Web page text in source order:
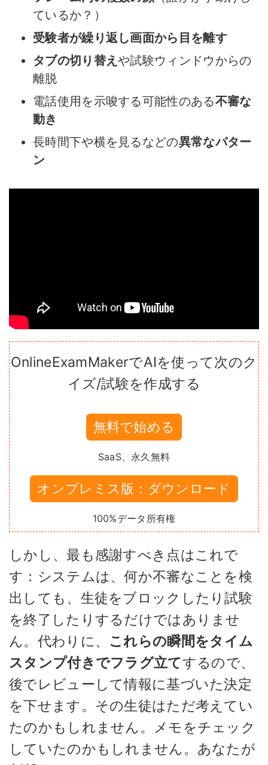
ているか？）
受験者が繰り返し画面から目を離す
タブの切り替えや試験ウィンドウからの
離脱
電話使用を示唆する可能性のある不審な
動き
長時間下や横を見るなどの異常なパター
ン
OnlineExamMakerでAIを使って次のク
イズ/試験を作成する
無料で始める
SaaS、永久無料
オンプレミス版：ダウンロード
100%データ所有権
しかし、最も感謝すべき点はこれで
す：システムは、何か不審なことを検
出しても、生徒をブロックしたり試験
を終了したりするだけではありませ
ん。代わりに、 これらの瞬間をタイム
スタンプ付きでフラグ立てするので、
後でレビューして情報に基づいた決定
を下せます。その生徒はただ考えてい
たのかもしれません。メモをチェック
していたのかもしれません。あなたが